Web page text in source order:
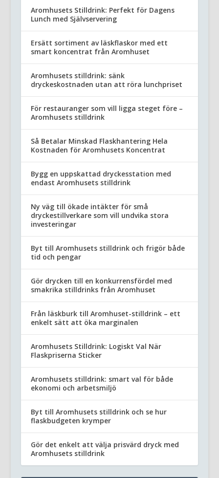
Aromhusets Stilldrink: Perfekt för Dagens
Lunch med Självservering
Ersätt sortiment av läskflaskor med ett
smart koncentrat från Aromhuset
Aromhusets stilldrink: sänk
dryckeskostnaden utan att röra lunchpriset
För restauranger som vill ligga steget före –
Aromhusets stilldrink
Så Betalar Minskad Flaskhantering Hela
Kostnaden för Aromhusets Koncentrat
Bygg en uppskattad dryckesstation med
endast Aromhusets stilldrink
Ny väg till ökade intäkter för små
dryckestillverkare som vill undvika stora
investeringar
Byt till Aromhusets stilldrink och frigör både
tid och pengar
Gör drycken till en konkurrensfördel med
smakrika stilldrinks från Aromhuset
Från läskburk till Aromhuset-stilldrink – ett
enkelt sätt att öka marginalen
Aromhusets Stilldrink: Logiskt Val När
Flaskpriserna Sticker
Aromhusets stilldrink: smart val för både
ekonomi och arbetsmiljö
Byt till Aromhusets stilldrink och se hur
flaskbudgeten krymper
Gör det enkelt att välja prisvärd dryck med
Aromhusets stilldrink